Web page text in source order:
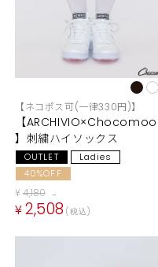
【ネコポス可(一律330円)】
【ARCHIVIO×Chocomoo
】刺繍ハイソックス
OUTLET
Ladies
40%OFF
¥4,180 →
¥2,508 税込